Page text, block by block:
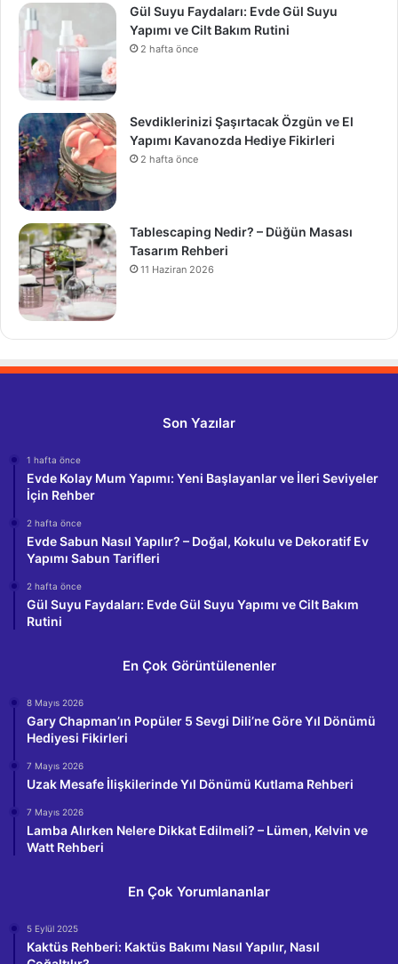
Gül Suyu Faydaları: Evde Gül Suyu
Yapımı ve Cilt Bakım Rutini
2 hafta önce
Sevdiklerinizi Şaşırtacak Özgün ve El
Yapımı Kavanozda Hediye Fikirleri
2 hafta önce
Tablescaping Nedir? – Düğün Masası
Tasarım Rehberi
11 Haziran 2026
Son Yazılar
1 hafta önce
Evde Kolay Mum Yapımı: Yeni Başlayanlar ve İleri Seviyeler
İçin Rehber
2 hafta önce
Evde Sabun Nasıl Yapılır? – Doğal, Kokulu ve Dekoratif Ev
Yapımı Sabun Tarifleri
2 hafta önce
Gül Suyu Faydaları: Evde Gül Suyu Yapımı ve Cilt Bakım
Rutini
En Çok Görüntülenenler
8 Mayıs 2026
Gary Chapman’ın Popüler 5 Sevgi Dili’ne Göre Yıl Dönümü
Hediyesi Fikirleri
7 Mayıs 2026
Uzak Mesafe İlişkilerinde Yıl Dönümü Kutlama Rehberi
7 Mayıs 2026
Lamba Alırken Nelere Dikkat Edilmeli? – Lümen, Kelvin ve
Watt Rehberi
En Çok Yorumlananlar
5 Eylül 2025
Kaktüs Rehberi: Kaktüs Bakımı Nasıl Yapılır, Nasıl